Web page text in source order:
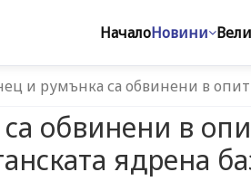
НачалоНовини
и румънка са обвинени в
обвинени в
ядрена